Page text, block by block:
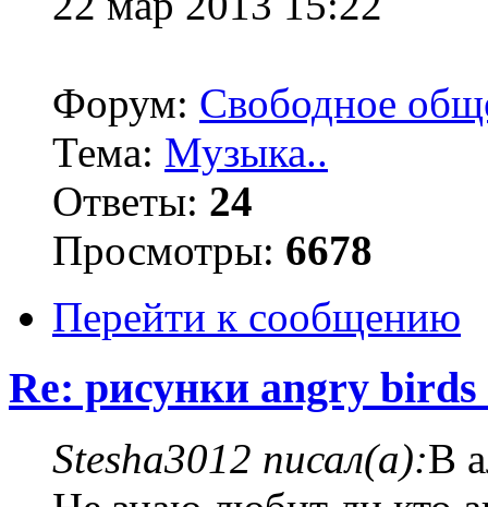
Форум: Свободное
Тема: Музыка..
Ответы: 24
Просмотры: 6678
Перейти к сообщению
Re: рисунки angry birds
Stesha3012 писал(а):В